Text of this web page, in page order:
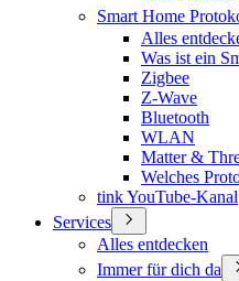
Smart Home
Alles
Was ist ein
Zigbee
Z-Wave
Bluetooth
WLAN
Matter &
Welches
tink YouTube-Kanal
Services
Alles entdecken
Immer für dich da